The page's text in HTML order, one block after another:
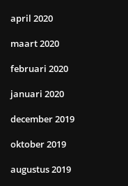
april 2020
maart 2020
februari 2020
januari 2020
december 2019
oktober 2019
augustus 2019